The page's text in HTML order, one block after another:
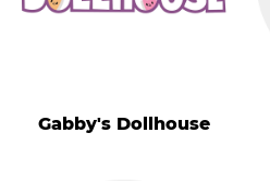
Gabby's Dollhouse